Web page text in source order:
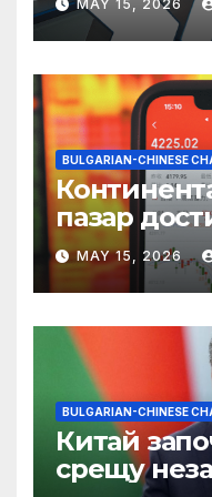
MAY 15, 2026
BULGARIAN-CHINESE
пазар
връх
MAY 15, 2026
BULGARIAN-CHINESE
Китай
срещу